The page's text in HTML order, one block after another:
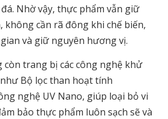
Nhờ vậy, thực phẩm vẫn giữ
cần rã đông khi chế biến,
và giữ nguyên hương vị.
còn trang bị các công nghệ khử
Bộ lọc than hoạt tính
nghệ UV Nano, giúp loại bỏ vi
bảo thực phẩm luôn sạch sẽ và